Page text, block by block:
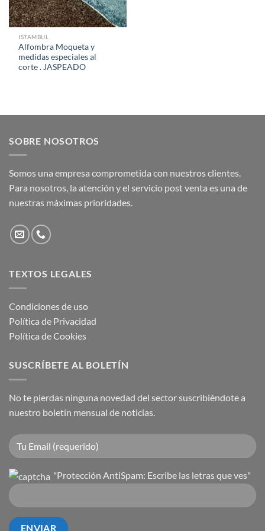
ISTAMBUL
Alfombra Moqueta y
medidas especiales al
corte . JASPEADO
SOBRE NOSOTROS
Somos una empresa comprometida con nuestros clientes.
Para nosotros, la atención y el servicio post venta es una de
nuestras máximas prioridades.
TEXTOS LEGALES
Condiciones de uso
Política de Privacidad
Política de Cookies
SUSCRÍBETE AL BOLETÍN
No te pierdas ninguna novedad del sector suscribiéndote a
nuestro boletín mensual de noticias.
"Protección AntiSpam: Escribe las letras que ves"